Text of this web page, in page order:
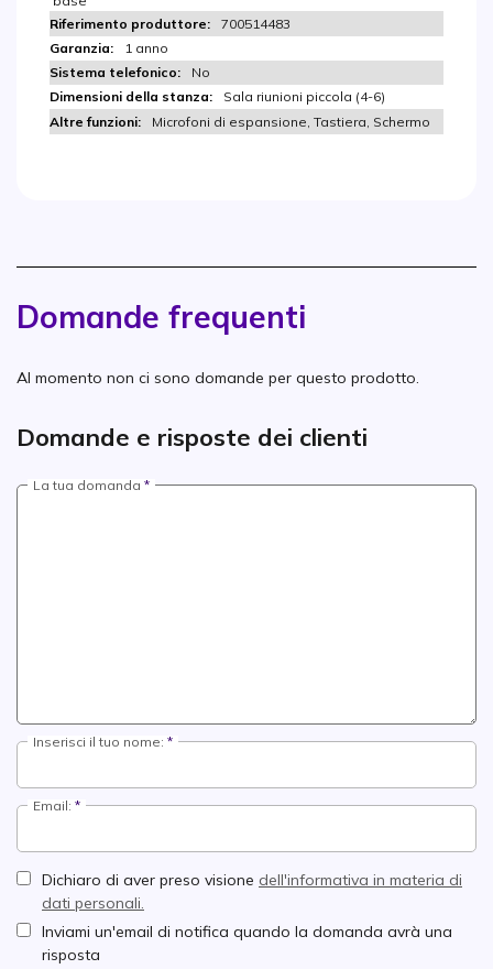
700514483
1 anno
No
Sala riunioni piccola (4-6)
Microfoni di espansione, Tastiera, Schermo
Domande frequenti
Al momento non ci sono domande per questo prodotto.
Domande e risposte dei clienti
La tua domanda
Inserisci il tuo nome:
Email:
Dichiaro di aver preso visione dell'informativa in materia di
dati personali.
Inviami un'email di notifica quando la domanda avrà una
risposta